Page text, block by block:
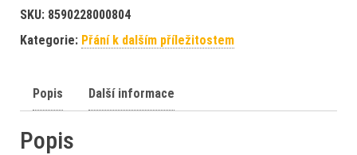
SKU: 8590228000804
Kategorie: Přání k dalším příležitostem
Popis Další informace
Popis